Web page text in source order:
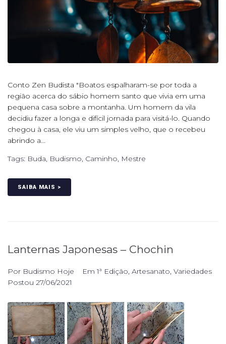
Conto Zen Budista "Boatos espalharam-se por toda a
região acerca do sábio homem santo que vivia em uma
pequena casa sobre a montanha. Um homem da vila
decidiu fazer a longa e difícil jornada para visitá-lo. Quando
chegou à casa, ele viu um simples velho, que o recebeu
abrindo a...
Tags: Buda, Budismo, Caminho, Mestre
SAIBA MAIS >
Lanternas Japonesas – Chochin
Por Budismo Hoje Em1ª Edição, Artesanato, Variedades
Postou 27/06/2021